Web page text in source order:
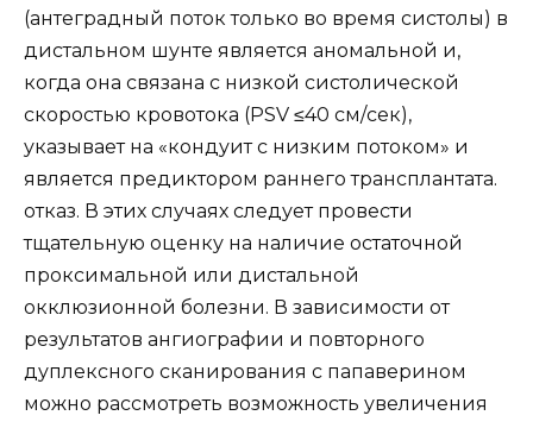
(антеградный поток только во время систолы) в
дистальном шунте является аномальной и,
когда она связана с низкой систолической
скоростью кровотока (PSV ≤40 см/сек),
указывает на «кондуит с низким потоком» и
является предиктором раннего трансплантата.
отказ. В этих случаях следует провести
тщательную оценку на наличие остаточной
проксимальной или дистальной
окклюзионной болезни. В зависимости от
результатов ангиографии и повторного
дуплексного сканирования с папаверином
можно рассмотреть возможность увеличения